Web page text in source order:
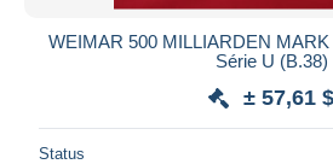
WEIMAR 500 MILLIARDEN
Série U (B.38)
± 57,61 $
Status